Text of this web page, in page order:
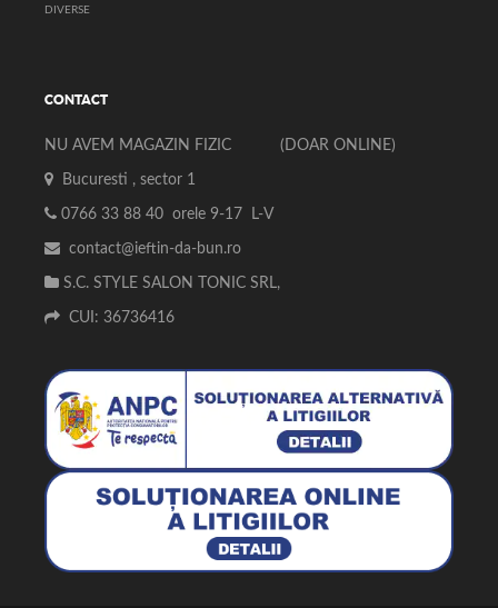
DIVERSE
CONTACT
NU AVEM MAGAZIN FIZIC (DOAR ONLINE)
Bucuresti , sector 1
0766 33 88 40 orele 9-17 L-V
contact@ieftin-da-bun.ro
S.C. STYLE SALON TONIC SRL,
CUI: 36736416